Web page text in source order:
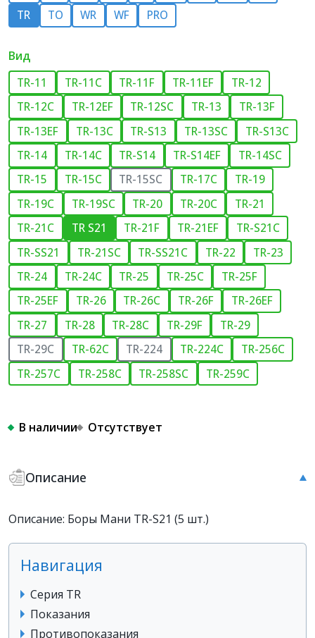
TR
TO WR WF PRO
Вид
TR-11 TR-11C TR-11F TR-11EF
TR-12
TR-12C
TR-12EF TR-12SC TR-13
TR-13F
TR-13EF
TR-13C TR-S13 TR-13SC
TR-S13C
TR-14
TR-14C TR-S14 TR-S14EF
TR-14SC
TR-15
TR-15C TR-15SC TR-17C
TR-19
TR-19C
TR-19SC TR-20 TR-20C
TR-21
TR-21C
TR S21 TR-21F TR-21EF
TR-S21C
TR-SS21
TR-21SC TR-SS21C TR-22
TR-23
TR-24
TR-24C TR-25 TR-25C
TR-25F
TR-25EF
TR-26 TR-26C TR-26F
TR-26EF
TR-27
TR-28 TR-28C TR-29F
TR-29
TR-29C
TR-62C TR-224 TR-224C
TR-256C
TR-257C
TR-258C TR-258SC TR-259C
В наличии Отсутствует
Описание
Описание: Боры Мани TR-S21 (5 шт.)
Навигация
Серия TR
Показания
Противопоказания